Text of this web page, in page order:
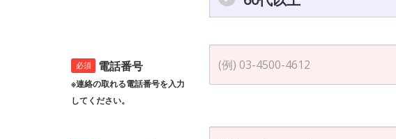
必須 電話番号
※連絡の取れる電話番号を入力
してください。